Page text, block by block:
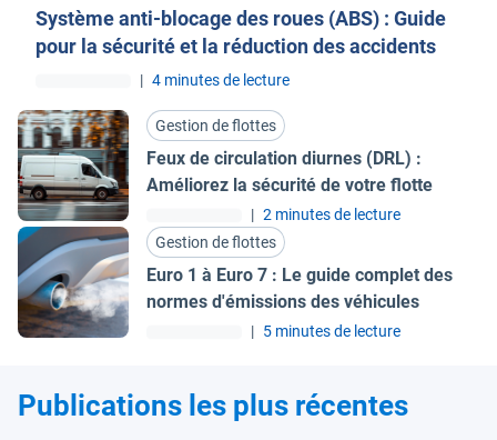
Système anti-blocage des roues (ABS) : Guide
pour la sécurité et la réduction des accidents
| 4 minutes de lecture
Gestion de flottes
Feux de circulation diurnes (DRL) :
Améliorez la sécurité de votre flotte
| 2 minutes de lecture
Gestion de flottes
Euro 1 à Euro 7 : Le guide complet des
normes d'émissions des véhicules
| 5 minutes de lecture
Publications les plus récentes